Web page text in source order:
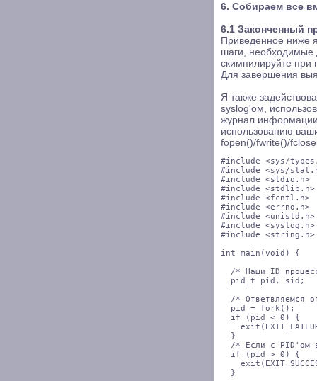
6. Собираем все
6.1 Законченный
Приведенное ниже
шаги, необходимые
скимпилируйте при
Для завершения
Я также
syslog'ом,
журнал информации
использованию
fopen()/fwrite()/
#include <sys/
#include <sys/
#include <stdio.h>
#include <stdlib.h>
#include <fcntl.h>
#include <errno.h>
#include <unistd.h>
#include <syslog.h>
#include <string.h>
int main(void) {
/* Наши ID
  pid_t pid, sid;
/* Ответвляемся
  pid = fork();
  if (pid < 0) {
  }
/* Если с PID'ом
  if (pid > 0) {
  }